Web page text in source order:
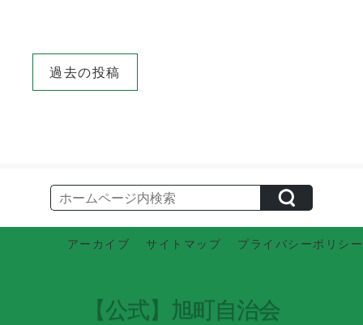
力
測
月
１
２
稿
ョ
過去の投稿
アーカイブ サイトマップ プライバシーポリシー
【公式】旭町自治会